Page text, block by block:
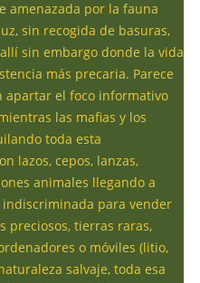
amenazada por la fauna
sin recogida de basuras,
sin embargo donde la vida
más precaria. Parece
el foco informativo
las mafias y los
toda esta
lazos, cepos, lanzas,
animales llegando a
para vender
preciosos, tierras raras,
o móviles (litio,
salvaje, toda esa